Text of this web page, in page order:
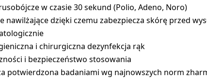
w czasie 30 sekund (Polio, Adeno, Noro)
nawilżające dzięki czemu zabezpiecza skórę przed
i chirurgiczna dezynfekcja rąk
i bezpieczeństwo stosowania
potwierdzona badaniami wg najnowszych norm